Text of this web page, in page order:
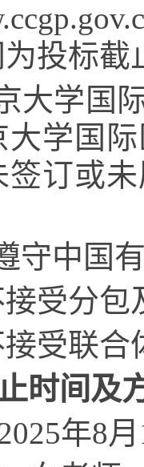
投标
大学国
大学国
签订或
守中国
受分包
受联合
时间及
5年8月